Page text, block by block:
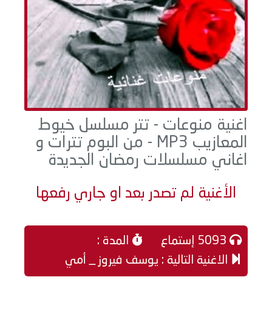
اغنية منوعات - تتر مسلسل خيوط
المعازيب MP3 - من البوم تترات و
اغاني مسلسلات رمضان الجديدة
الأغنية لم تصدر بعد او جاري رفعها
المدة :
الاغنية التالية : يوسف فيروز _ أمي